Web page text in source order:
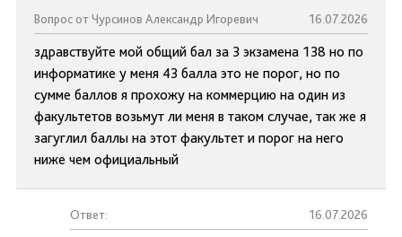
Вопрос от Чурсинов Александр Игоревич 16.07.2026
здравствуйте мой общий бал за 3 экзамена 138 но по
информатике у меня 43 балла это не порог, но по
сумме баллов я прохожу на коммерцию на один из
факультетов возьмут ли меня в таком случае, так же я
загуглил баллы на этот факультет и порог на него
ниже чем официальный
Ответ: 16.07.2026